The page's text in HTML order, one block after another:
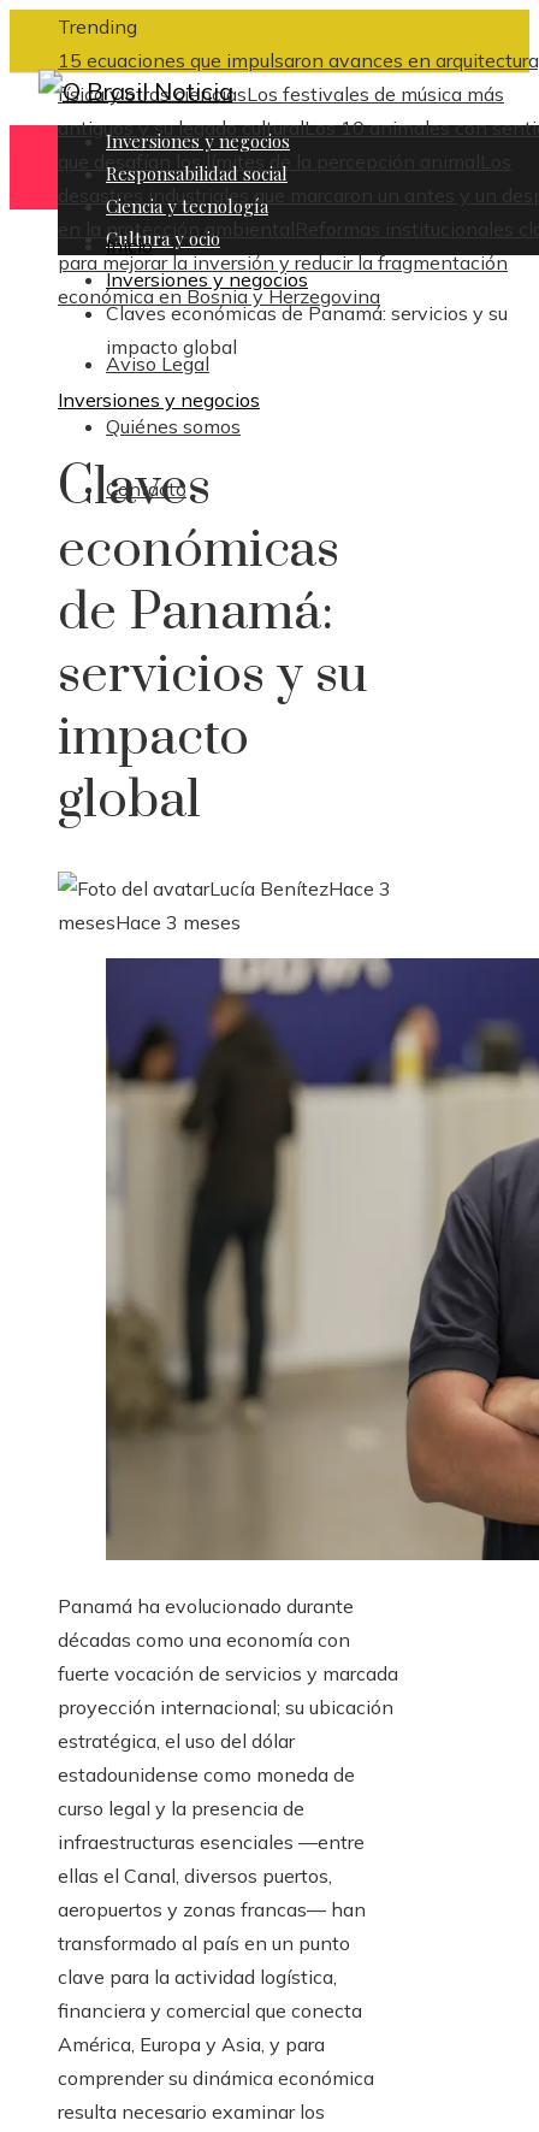
Trending
15 ecuaciones que impulsaron avances en
física y otras cienciasLos festivales de música más
antiguos y su legado culturalLos 10 animales con
que desafían los límites de la percepción animal
Los
desastres industriales que marcaron un antes y un
en la protección ambiental
Reformas institucionales
para mejorar la inversión y reducir la fragmentación
económica en Bosnia y Herzegovina
Aviso Legal
Quiénes somos
Contacto
Inversiones y negocios
Responsabilidad social
Ciencia y tecnología
Cultura y ocio
Inicio
Inversiones y negocios
Claves económicas de Panamá: servicios y su
impacto global
Inversiones y negocios
Claves
económicas
de Panamá:
servicios y su
impacto
global
Lucía BenítezHace 3
mesesHace 3 meses
Panamá ha evolucionado durante
décadas como una economía con
fuerte vocación de servicios y marcada
proyección internacional; su ubicación
estratégica, el uso del dólar
estadounidense como moneda de
curso legal y la presencia de
infraestructuras esenciales —entre
ellas el Canal, diversos puertos,
aeropuertos y zonas francas— han
transformado al país en un punto
clave para la actividad logística,
financiera y comercial que conecta
América, Europa y Asia, y para
comprender su dinámica económica
resulta necesario examinar los